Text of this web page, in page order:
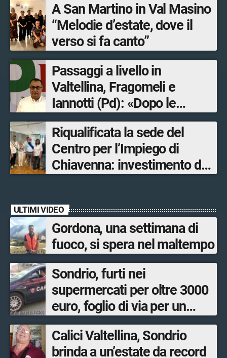
A San Martino in Val Masino
“Melodie d’estate, dove il
verso si fa canto”
Passaggi a livello in
Valtellina, Fragomeli e
Iannotti (Pd): «Dopo le
Olimpiadi solo un terzo delle
opere sostitutive sarà
ultimato entro il 2026»
Riqualificata la sede del
Centro per l’Impiego di
Chiavenna: investimento da
ULTIMI VIDEO
Gordona, una settimana di
fuoco, si spera nel maltempo
Sondrio, furti nei
supermercati per oltre 3000
euro, foglio di via per un
ventinovenne
Calici Valtellina, Sondrio
brinda a un’estate da record